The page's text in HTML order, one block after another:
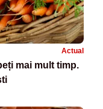
Actual
mai mult timp.